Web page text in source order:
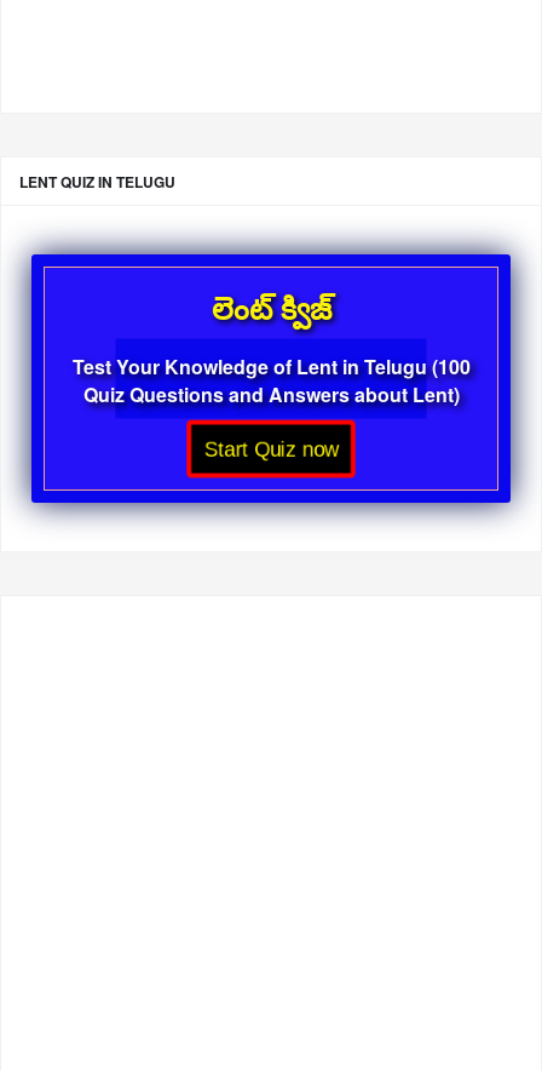
LENT QUIZ IN TELUGU
లెంట్ క్విజ్
Test Your Knowledge of Lent in Telugu (100
Quiz Questions and Answers about Lent)
Start Quiz now